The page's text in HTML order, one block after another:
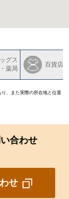
グス
薬局
百貨店
、また実際の所在地と位置
合わせ
せ